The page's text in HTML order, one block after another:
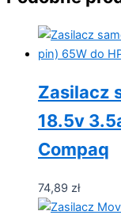
Zasilacz
18.5v
Compaq
74,89 zł